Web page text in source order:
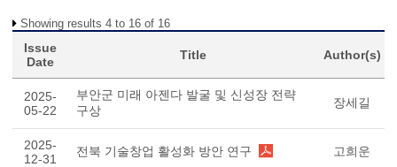
Showing results 4 to 16 of 16
Issue
Date
Title Author(s)
2025-
05-22
부안군 미래 아젠다 발굴 및 신성장 전략
구상
장세길
2025-
12-31
전북 기술창업 활성화 방안 연구 고희운